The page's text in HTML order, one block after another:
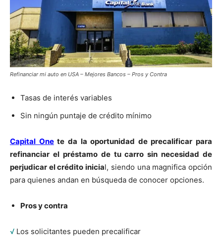
Refinanciar mi auto en USA – Mejores Bancos – Pros y Contra
Tasas de interés variables
Sin ningún puntaje de crédito mínimo
Capital Onete da la oportunidad de precalificar para
refinanciar el préstamo de tu carro sin necesidad de
perjudicar el crédito inicial, siendo una magnifica opción
para quienes andan en búsqueda de conocer opciones.
Pros y contra
√ Los solicitantes pueden precalificar